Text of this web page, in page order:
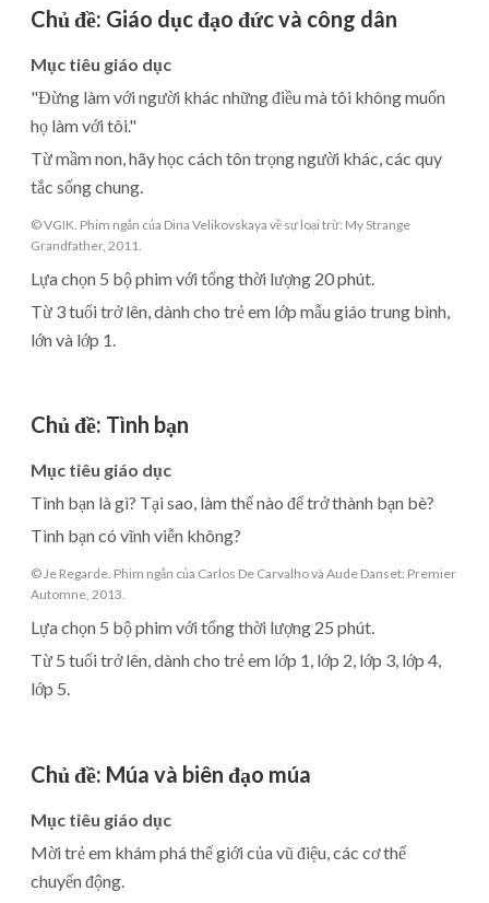
Chủ đề: Giáo dục đạo đức và công dân
Mục tiêu giáo dục
"Đừng làm với người khác những điều mà tôi không muốn
họ làm với tôi."
Từ mầm non, hãy học cách tôn trọng người khác, các quy
tắc sống chung.
© VGIK. Phim ngắn của Dina Velikovskaya về sự loại trừ: My Strange
Grandfather, 2011.
Lựa chọn 5 bộ phim với tổng thời lượng 20 phút.
Từ 3 tuổi trở lên, dành cho trẻ em lớp mẫu giáo trung bình,
lớn và lớp 1.
Chủ đề: Tình bạn
Mục tiêu giáo dục
Tình bạn là gì? Tại sao, làm thế nào để trở thành bạn bè?
Tình bạn có vĩnh viễn không?
© Je Regarde. Phim ngắn của Carlos De Carvalho và Aude Danset: Premier
Automne, 2013.
Lựa chọn 5 bộ phim với tổng thời lượng 25 phút.
Từ 5 tuổi trở lên, dành cho trẻ em lớp 1, lớp 2, lớp 3, lớp 4,
lớp 5.
Chủ đề: Múa và biên đạo múa
Mục tiêu giáo dục
Mời trẻ em khám phá thế giới của vũ điệu, các cơ thể
chuyển động.